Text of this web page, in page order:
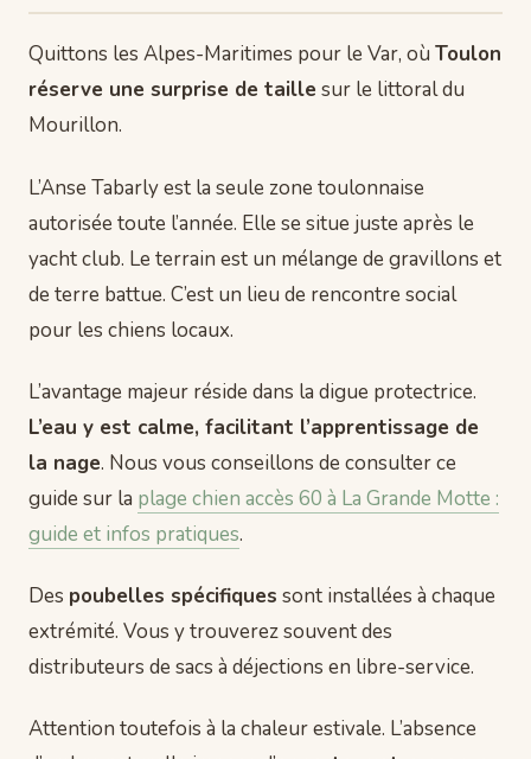
Quittons les Alpes-Maritimes pour le Var, où Toulon
réserve une surprise de taille sur le littoral du
Mourillon.
L’Anse Tabarly est la seule zone toulonnaise
autorisée toute l’année. Elle se situe juste après le
yacht club. Le terrain est un mélange de gravillons et
de terre battue. C’est un lieu de rencontre social
pour les chiens locaux.
L’avantage majeur réside dans la digue protectrice.
L’eau y est calme, facilitant l’apprentissage de
la nage. Nous vous conseillons de consulter ce
guide sur la plage chien accès 60 à La Grande Motte :
guide et infos pratiques.
Des poubelles spécifiques sont installées à chaque
extrémité. Vous y trouverez souvent des
distributeurs de sacs à déjections en libre-service.
Attention toutefois à la chaleur estivale. L’absence